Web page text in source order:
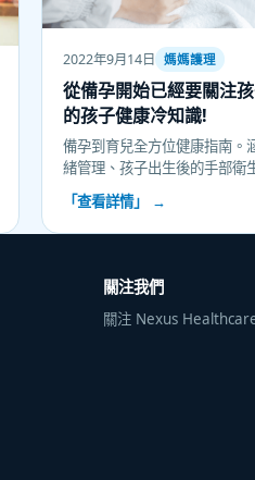
2022年9月14日 媽媽護理
從備孕開始已經要關注
的孩子健康冷知識!
備孕到育兒全方位健康指南。
緒管理、孩子出生後的手部衛
康,為家長提供實用育兒知識。
「查看詳情」 →
關注我們
關注 Nexus